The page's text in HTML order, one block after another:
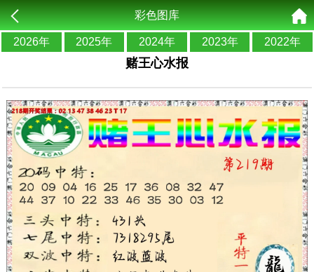
彩色图库
2026年 2025年 2024年 2023年 2022年
赌王心水报